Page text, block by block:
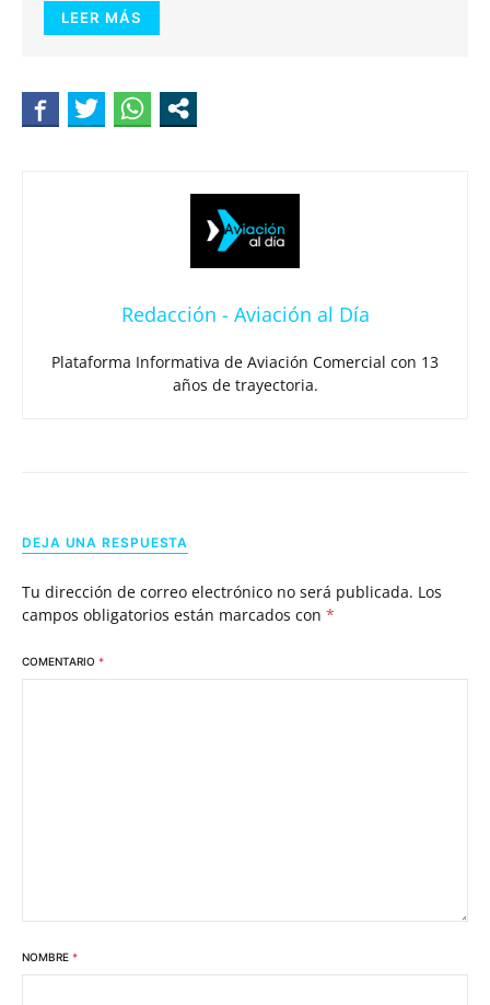
LEER MÁS
Redacción - Aviación al Día
Plataforma Informativa de Aviación Comercial con 13
años de trayectoria.
DEJA UNA RESPUESTA
Tu dirección de correo electrónico no será publicada. Los
campos obligatorios están marcados con *
COMENTARIO *
NOMBRE *